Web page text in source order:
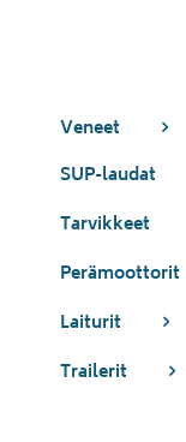
Veneet
SUP-laudat
Tarvikkeet
Perämoottorit
Laiturit
Trailerit